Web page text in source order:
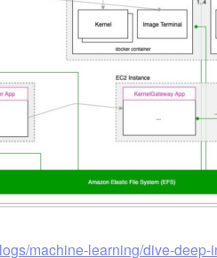
machine-learning/dive-